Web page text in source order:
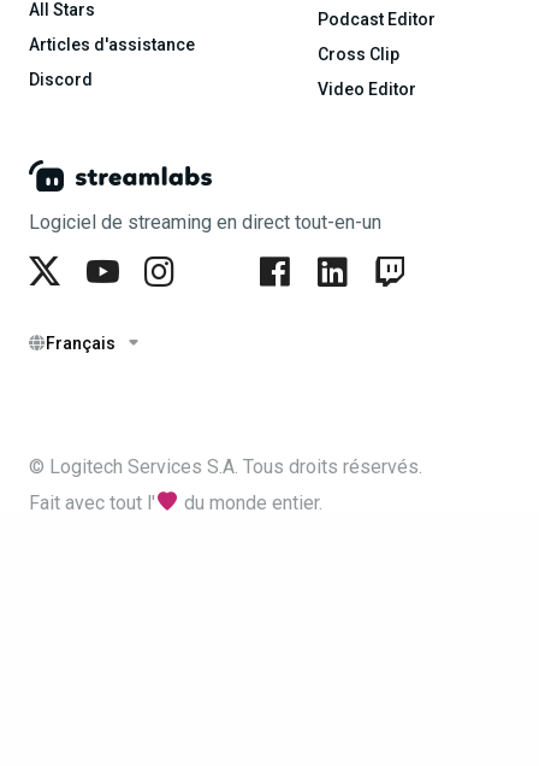
Logiciel de streaming en direct tout-en-un
Français
All Stars
Articles d'assistance
Discord
Podcast Editor
Cross Clip
Video Editor
© Logitech Services S.A. Tous droits réservés.
Fait avec tout l'
du monde entier.